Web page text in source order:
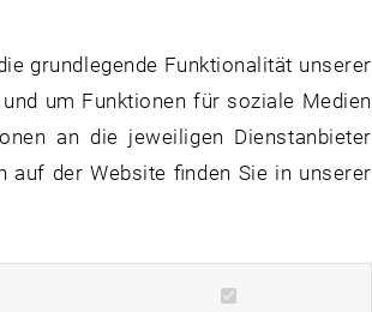
15. JULI 2026
grundlegende Funktionalität unserer
um Funktionen für soziale Medien
an die jeweiligen Dienstanbieter
auf der Website finden Sie in unserer